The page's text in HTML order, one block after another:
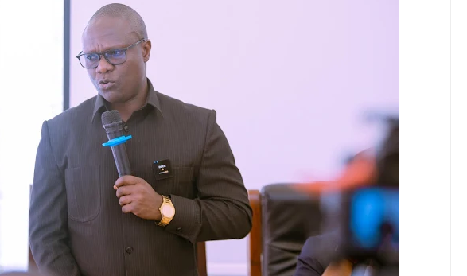
WA MTEMI MAZENGO WATOA ELIMU YA VIPIMO KWA NAIBU WAZIRI
WA WIZARA YA FEDHA WATAKIWA KUZINGATIA WELEDI NA MAADILI